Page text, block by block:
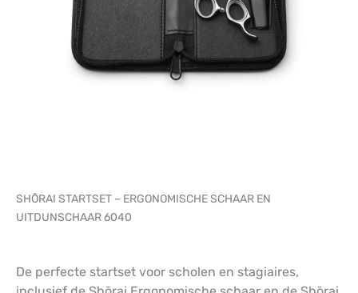
SHŌRAI STARTSET – ERGONOMISCHE SCHAAR EN
UITDUNSCHAAR 6040
De perfecte startset voor scholen en stagiaires,